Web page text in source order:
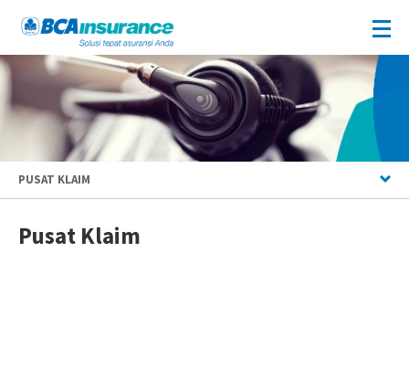
PUSAT KLAIM
Pusat Klaim